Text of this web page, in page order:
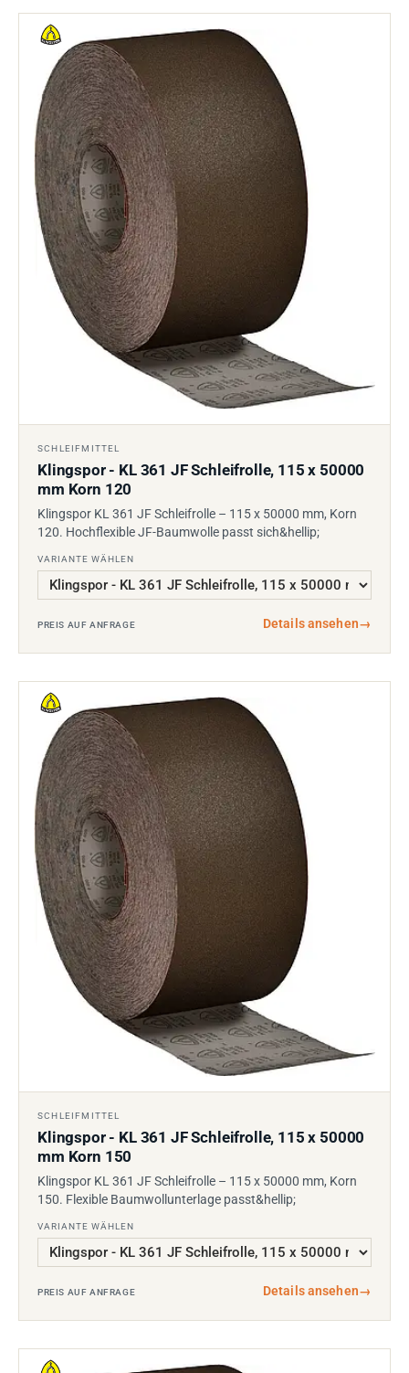
SCHLEIFMITTEL
Klingspor - KL 361 JF Schleifrolle, 115 x 50000
mm Korn 120
Klingspor KL 361 JF Schleifrolle – 115 x 50000 mm, Korn
120. Hochflexible JF-Baumwolle passt sich&hellip;
VARIANTE WÄHLEN
PREIS AUF ANFRAGE Details ansehen→
SCHLEIFMITTEL
Klingspor - KL 361 JF Schleifrolle, 115 x 50000
mm Korn 150
Klingspor KL 361 JF Schleifrolle – 115 x 50000 mm, Korn
150. Flexible Baumwollunterlage passt&hellip;
VARIANTE WÄHLEN
PREIS AUF ANFRAGE Details ansehen→